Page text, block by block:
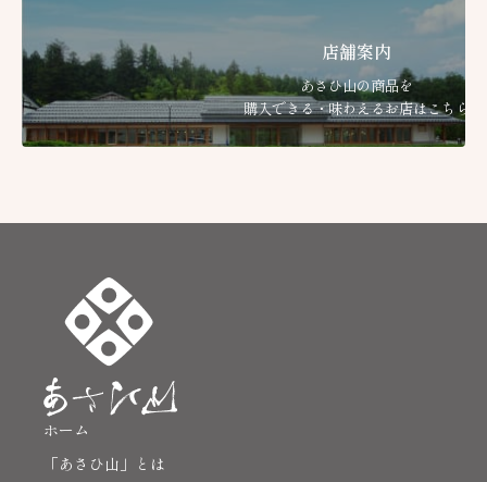
店舗案内
あさひ山の商品を
購入できる・味わえるお店はこちら
ホーム
「あさひ山」とは